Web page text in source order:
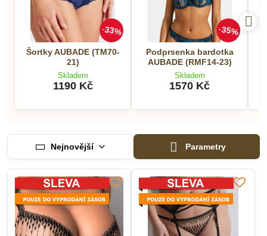
33%
Šortky AUBADE (TM70-
21)
Skladem
1190 Kč
35%
Podprsenka bardotka
AUBADE (RMF14-23)
Skladem
1570 Kč
Nejnovější Parametry